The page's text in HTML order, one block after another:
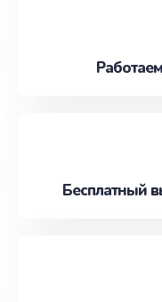
Бесплатный